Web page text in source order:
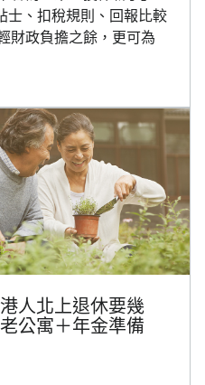
士、扣稅規則、回報比較
財政負擔之餘，更可為
人北上退休要幾
公寓＋年金準備